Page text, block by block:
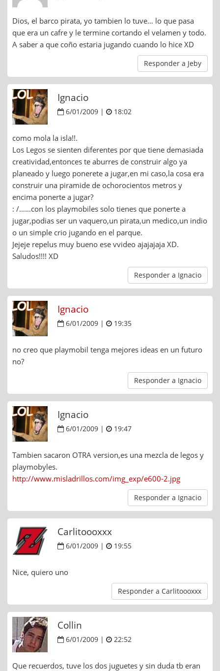
Dios, el barco pirata, yo tambien lo tuve… lo que pasa
que era un cafre y le termine cortando el velamen y todo.
A saber a que coño estaria jugando cuando lo hice XD
Responder a Jeby
Ignacio
6/01/2009 | 18:02
como mola la isla!!.
Los Legos se sienten diferentes por que tiene demasiada
creatividad,entonces te aburres de construir algo ya
planeado y luego ponerete a jugar,en mi caso,la cosa era
construir una piramide de ochorocientos metros y
encima ponerte a jugar?
: /……con los playmobiles solo tienes que ponerte a
jugar,podias ser un vaquero,un pirata,un medico,un indio
o un simple crio jugando en el parque.
Jejeje repelus muy bueno ese vvideo ajajajaja XD.
Saludos!!!! XD
Responder a Ignacio
Ignacio
6/01/2009 | 19:35
no creo que playmobil tenga mejores ideas en un futuro
no?
Responder a Ignacio
Ignacio
6/01/2009 | 19:47
Tambien sacaron OTRA version,es una mezcla de legos y
playmobyles.
http://www.misladrillos.com/img_exp/e600-2.jpg
Responder a Ignacio
Carlitoooxxx
6/01/2009 | 19:55
Nice, quiero uno
Responder a Carlitoooxxx
Collin
6/01/2009 | 22:52
Que recuerdos, tuve los dos juguetes y sin duda tb eran